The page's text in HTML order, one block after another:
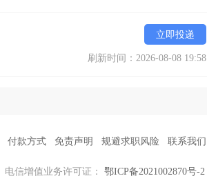
立即投递
刷新时间：2026-08-08 19:58
付款方式 免责声明 规避求职风险 联系我们
电信增值业务许可证： 鄂ICP备2021002870号-2